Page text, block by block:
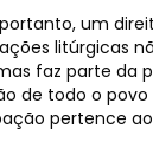
um
litúrgicas
faz parte da
de todo o povo
pertence